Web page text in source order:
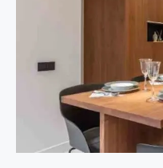
logement